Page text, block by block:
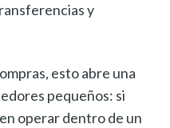
y
esto abre una
pequeños: si
operar dentro de un